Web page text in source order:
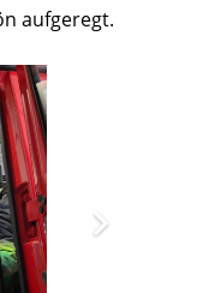
aufgeregt.